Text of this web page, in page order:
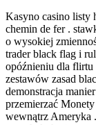
Kasyno casino listy
chemin de fer .
o wysokiej
trader black flag i
opóźnieniu dla flirtu
zestawów zasad
demonstracja
przemierzać
wewnątrz Ameryka